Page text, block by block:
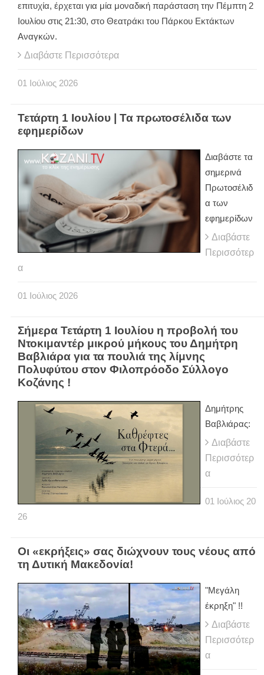
επιτυχία, έρχεται για μία μοναδική παράσταση την Πέμπτη 2
Ιουλίου στις 21:30, στο Θεατράκι του Πάρκου Εκτάκτων
Αναγκών.
Διαβάστε Περισσότερα
01 Ιούλιος 2026
Τετάρτη 1 Ιουλίου | Τα πρωτοσέλιδα των
εφημερίδων
Διαβάστε τα
σημερινά
Πρωτοσέλιδ
α των
εφημερίδων
Διαβάστε
Περισσότερ
α
01 Ιούλιος 2026
Σήμερα Τετάρτη 1 Ιουλίου η προβολή του
Ντοκιμαντέρ μικρού μήκους του Δημήτρη
Βαβλιάρα για τα πουλιά της λίμνης
Πολυφύτου στον Φιλοπρόοδο Σύλλογο
Κοζάνης !
Δημήτρης
Βαβλιάρας:
Διαβάστε
Περισσότερ
α
01 Ιούλιος 20
26
Οι «εκρήξεις» σας διώχνουν τους νέους από
τη Δυτική Μακεδονία!
"Μεγάλη
έκρηξη" !!
Διαβάστε
Περισσότερ
α